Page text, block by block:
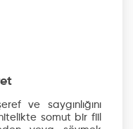
ve saygınlığını
somut bir fiil